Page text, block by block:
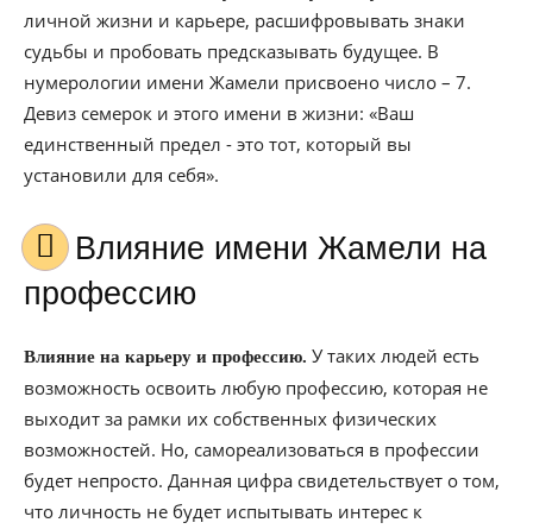
личной жизни и карьере, расшифровывать знаки
судьбы и пробовать предсказывать будущее. В
нумерологии имени Жамели присвоено число – 7.
Девиз семерок и этого имени в жизни: «Ваш
единственный предел - это тот, который вы
установили для себя».
Влияние имени Жамели на
профессию
Влияние на карьеру и профессию. У таких людей есть
возможность освоить любую профессию, которая не
выходит за рамки их собственных физических
возможностей. Но, самореализоваться в профессии
будет непросто. Данная цифра свидетельствует о том,
что личность не будет испытывать интерес к